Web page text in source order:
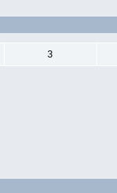
3